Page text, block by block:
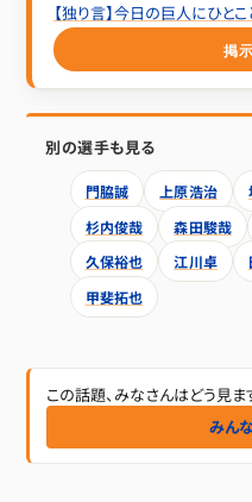
【独り言】今日の巨人にひとこ
掲
別の選手も見る
門脇誠 上原浩治
杉内俊哉
森田駿哉
久保裕也
江川卓
甲斐拓也
この話題、みなさんはどう見ま
みん